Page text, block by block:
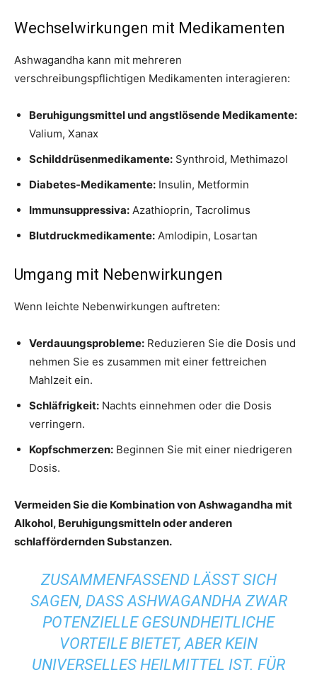
Wechselwirkungen mit Medikamenten
Ashwagandha kann mit mehreren
verschreibungspflichtigen Medikamenten interagieren:
Beruhigungsmittel und angstlösende Medikamente:
Valium, Xanax
Schilddrüsenmedikamente: Synthroid, Methimazol
Diabetes-Medikamente: Insulin, Metformin
Immunsuppressiva: Azathioprin, Tacrolimus
Blutdruckmedikamente: Amlodipin, Losartan
Umgang mit Nebenwirkungen
Wenn leichte Nebenwirkungen auftreten:
Verdauungsprobleme: Reduzieren Sie die Dosis und
nehmen Sie es zusammen mit einer fettreichen
Mahlzeit ein.
Schläfrigkeit: Nachts einnehmen oder die Dosis
verringern.
Kopfschmerzen: Beginnen Sie mit einer niedrigeren
Dosis.
Vermeiden Sie die Kombination von Ashwagandha mit
Alkohol, Beruhigungsmitteln oder anderen
schlaffördernden Substanzen.
ZUSAMMENFASSEND LÄSST SICH
SAGEN, DASS ASHWAGANDHA ZWAR
POTENZIELLE GESUNDHEITLICHE
VORTEILE BIETET, ABER KEIN
UNIVERSELLES HEILMITTEL IST. FÜR